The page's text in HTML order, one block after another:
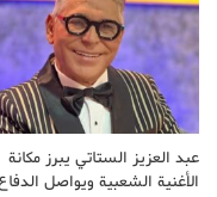
عبد العزيز الستاتي يبرز مكانة
الأغنية الشعبية ويواصل